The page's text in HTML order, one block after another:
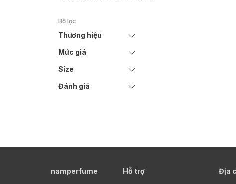
Bộ lọc
Thương hiệu
Mức giá
Size
Đánh giá
namperfume Hỗ trợ Địa